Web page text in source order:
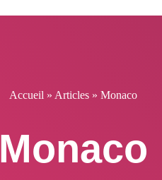
Accueil » Articles» Monaco
Monaco